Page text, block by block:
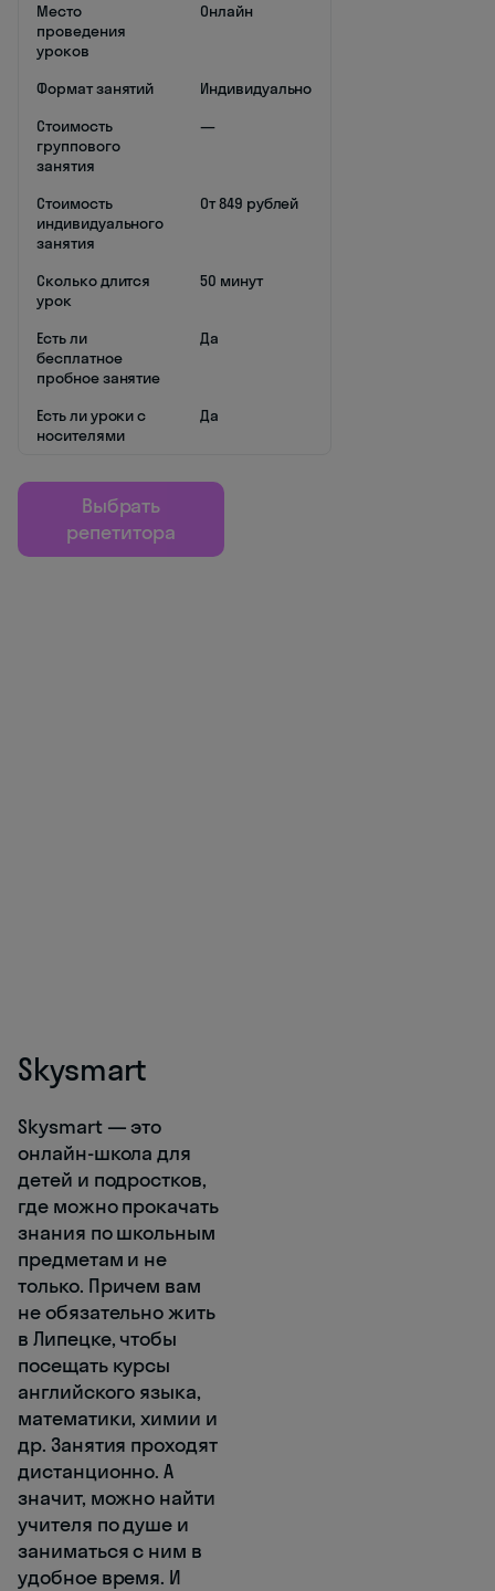
Место
проведения
уроков
Онлайн
Формат занятий
Индивидуально
Стоимость
группового
занятия
—
Стоимость
индивидуального
занятия
От 849 рублей
Сколько длится
урок
50 минут
Есть ли
бесплатное
пробное занятие
Да
Есть ли уроки с
носителями
Да
Выбрать
репетитора
Skysmart
Skysmart — это
онлайн-школа для
детей и подростков,
где можно прокачать
знания по школьным
предметам и не
только. Причем вам
не обязательно жить
в Липецке, чтобы
посещать курсы
английского языка,
математики, химии и
др. Занятия проходят
дистанционно. А
значит, можно найти
учителя по душе и
заниматься с ним в
удобное время. И